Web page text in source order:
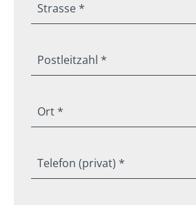
Strasse *
Postleitzahl *
Ort *
Telefon (privat) *